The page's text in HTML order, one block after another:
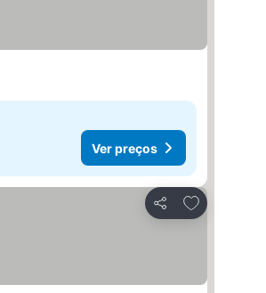
Ver preços
Partilhar
Adicionar